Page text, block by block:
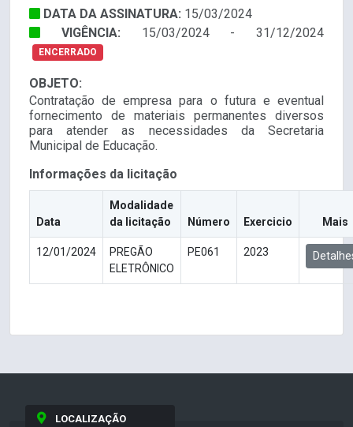
DATA DA ASSINATURA: 15/03/2024
VIGÊNCIA: 15/03/2024 - 31/12/2024
ENCERRADO
OBJETO:
Contratação de empresa para o futura e eventual
fornecimento de materiais permanentes diversos
para atender as necessidades da Secretaria
Municipal de Educação.
Informações da licitação
Data
Modalidade
da licitação
Número Exercicio Mais
12/01/2024
PREGÃO
ELETRÔNICO
PE061 2023
LOCALIZAÇÃO